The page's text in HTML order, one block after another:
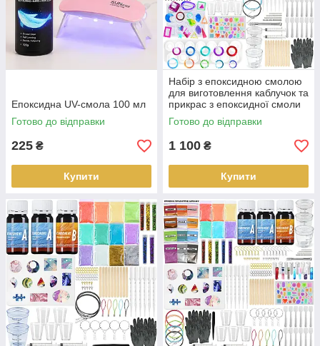
Епоксидна UV-смола 100 мл
Готово до відправки
225 ₴
Купити
Набір з епоксидною смолою
для виготовлення каблучок та
прикрас з епоксидної смоли
для новачків 220 в 1
Готово до відправки
1 100 ₴
Купити